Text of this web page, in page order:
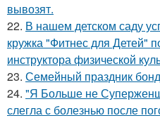
вывозят.
22. В нашем детском саду
кружка "Фитнес для Детей"
инструктора физической
23. Семейный праздник
24. "Я Больше не
слегла с болезнью после